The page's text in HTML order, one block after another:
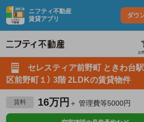
ニフティ不動産
賃貸アプリ
ダウ
お
セレスティア前野町 ときわ台
区前野町１） 3階 2LDKの賃貸物件
賃料 16万円 ＋ 管理費等5000円